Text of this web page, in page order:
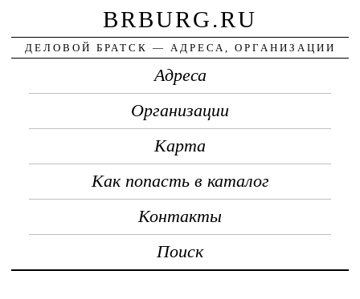
BRBURG.RU
ДЕЛОВОЙ БРАТСК — АДРЕСА, ОРГАНИЗАЦИИ
Адреса
Организации
Карта
Как попасть в каталог
Контакты
Поиск